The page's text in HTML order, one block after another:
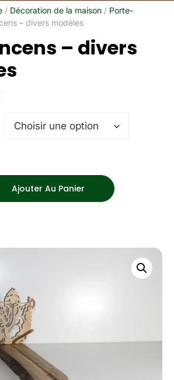
/ Décoration de la maison / Porte-
– divers modèles
– divers
Ajouter Au Panier